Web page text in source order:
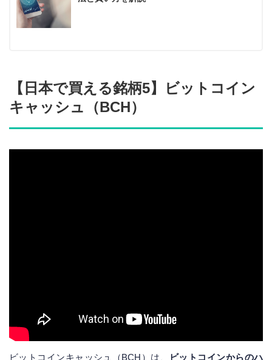
【日本で買える銘柄5】ビットコイン
キャッシュ（BCH）
ビットコインキャッシュ（BCH）は、
ビットコインからのハ